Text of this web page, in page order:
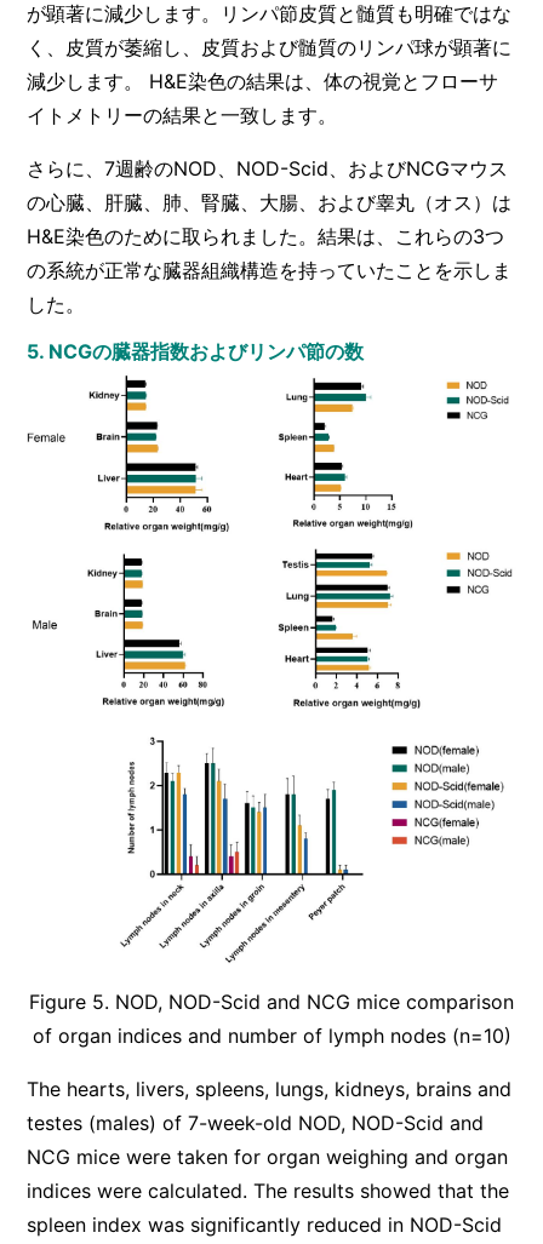
が顕著に減少します。リンパ節皮質と髄質も明確ではな
く、皮質が萎縮し、皮質および髄質のリンパ球が顕著に
減少します。 H&E染色の結果は、体の視覚とフローサ
イトメトリーの結果と一致します。
さらに、7週齢のNOD、NOD-Scid、およびNCGマウス
の心臓、肝臓、肺、腎臓、大腸、および睾丸（オス）は
H&E染色のために取られました。結果は、これらの3つ
の系統が正常な臓器組織構造を持っていたことを示しま
した。
5. NCGの臓器指数およびリンパ節の数
Figure 5. NOD, NOD-Scid and NCG mice comparison
of organ indices and number of lymph nodes (n=10)
The hearts, livers, spleens, lungs, kidneys, brains and
testes (males) of 7-week-old NOD, NOD-Scid and
NCG mice were taken for organ weighing and organ
indices were calculated. The results showed that the
spleen index was significantly reduced in NOD-Scid